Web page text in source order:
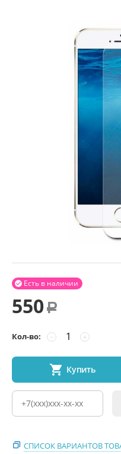
Есть в наличии

550 Р
Кол-во: +
−
Купить
СПИСОК ВАРИАНТОВ